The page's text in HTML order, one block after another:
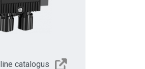
catalogus